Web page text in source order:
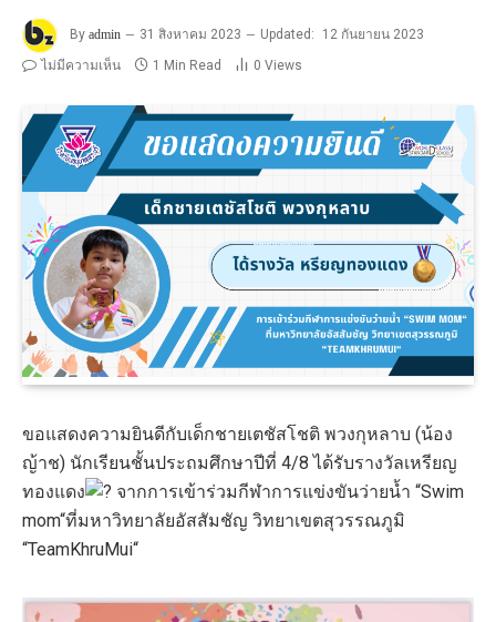
By admin 31 สิงหาคม 2023 Updated:
12 กันยายน 2023
ไม่มีความเห็น
1 Min Read 0 Views
ขอแสดงความยินดีกับเด็กชายเตชัสโชติ พวงกุหลาบ (น้อง
ญ้าช) นักเรียนชั้นประถมศึกษาปีที่ 4/8 ได้รับรางวัลเหรียญ
ทองแดง
จากการเข้าร่วมกีฬาการแข่งขันว่ายน้ำ “Swim
mom“ที่มหาวิทยาลัยอัสสัมชัญ วิทยาเขตสุวรรณภูมิ
“TeamKhruMui“